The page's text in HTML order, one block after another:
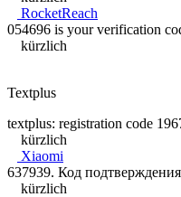
RocketReach
054696 is your verification
kürzlich
Textplus
textplus: registration code
kürzlich
Xiaomi
637939. Код
kürzlich